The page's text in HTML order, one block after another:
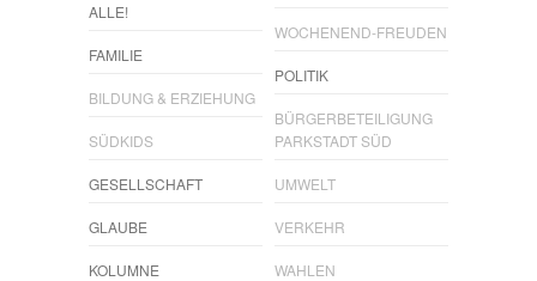
ALLE!
FAMILIE
BILDUNG & ERZIEHUNG
SÜDKIDS
GESELLSCHAFT
GLAUBE
KOLUMNE
WOCHENEND-FREUDEN
POLITIK
BÜRGERBETEILIGUNG
PARKSTADT SÜD
UMWELT
VERKEHR
WAHLEN